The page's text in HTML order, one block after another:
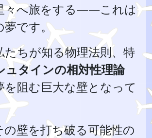
々へ旅をする――これは
です。
たちが知る物理法則、特
ュタインの相対性理論
を阻む巨大な壁となって
壁を打ち破る可能性の